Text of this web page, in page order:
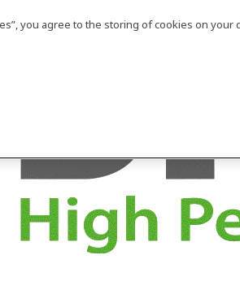
you agree to the storing of cookies on